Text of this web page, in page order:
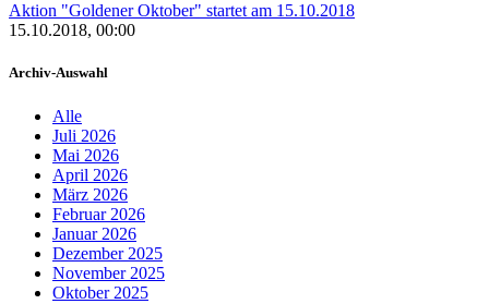
Aktion "Goldener Oktober" startet am 15.10.2018
15.10.2018, 00:00
Archiv-Auswahl
Alle
Juli 2026
Mai 2026
April 2026
März 2026
Februar 2026
Januar 2026
Dezember 2025
November 2025
Oktober 2025